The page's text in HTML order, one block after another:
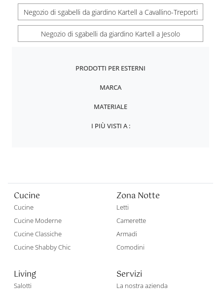
Negozio di sgabelli da giardino Kartell a Cavallino-Treporti
Negozio di sgabelli da giardino Kartell a Jesolo
PRODOTTI PER ESTERNI
MARCA
MATERIALE
I PIÙ VISTI A :
Cucine
Cucine
Cucine Moderne
Cucine Classiche
Cucine Shabby Chic
Zona Notte
Letti
Camerette
Armadi
Comodini
Living
Salotti
Servizi
La nostra azienda